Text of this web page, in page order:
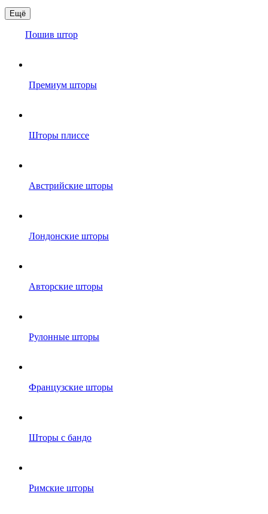
Ещё
Пошив штор
Премиум шторы
Шторы плиссе
Австрийские шторы
Лондонские шторы
Авторские шторы
Рулонные шторы
Французские шторы
Шторы с бандо
Римские шторы